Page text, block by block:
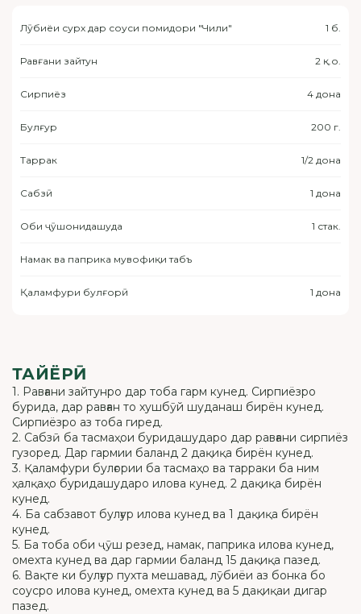
Лӯбиёи сурх дар соуси помидори "Чили" 1 б.
Равғани зайтун 2 қ.о.
Сирпиёз 4 дона
Булғур 200 г.
Таррак 1/2 дона
Сабзӣ 1 дона
Оби ҷӯшонидашуда 1 стак.
Намак ва паприка мувофиқи табъ
Қаламфури булғорӣ 1 дона
ТАЙЁРӢ
1. Равғани зайтунро дар тоба гарм кунед. Сирпиёзро
бурида, дар равған то хушбӯй шуданаш бирён кунед.
Сирпиёзро аз тоба гиред.
2. Сабзӣ ба тасмаҳои буридашударо дар равғани сирпиёз
гузоред. Дар гармии баланд 2 дақиқа бирён кунед.
3. Қаламфури булғории ба тасмаҳо ва тарраки ба ним
ҳалқаҳо буридашударо илова кунед. 2 дақиқа бирён
кунед.
4. Ба сабзавот булғур илова кунед ва 1 дақиқа бирён
кунед.
5. Ба тоба оби ҷӯш резед, намак, паприка илова кунед,
омехта кунед ва дар гармии баланд 15 дақиқа пазед.
6. Вақте ки булғур пухта мешавад, лӯбиёи аз бонка бо
соусро илова кунед, омехта кунед ва 5 дақиқаи дигар
пазед.